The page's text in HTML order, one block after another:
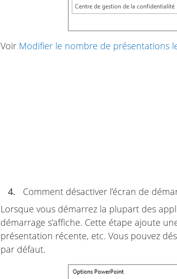
Voir Modifier le nombre de présentations
4.
Comment désactiver l’écran de
Lorsque vous démarrez la plupart des
démarrage s’affiche. Cette étape ajoute
présentation récente, etc. Vous pouvez
par défaut.